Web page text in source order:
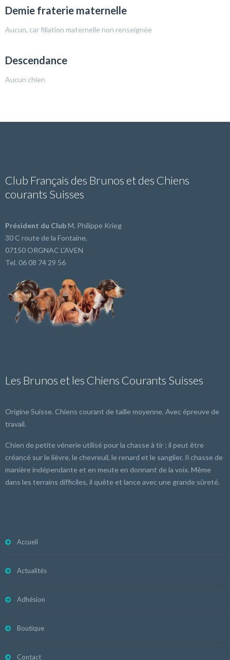
Demie fraterie maternelle
Aucun, car filiation maternelle non renseignée
Descendance
Aucun chien
Club Français des Brunos et des Chiens
courants Suisses
Président du ClubM. Philippe Krieg
30 C route de la Fontaine,
07150 ORGNAC L'AVEN
Tel. 06 08 74 29 56
Les Brunos et les Chiens Courants Suisses
Origine Suisse. Chiens courant de taille moyenne. Avec épreuve de
travail.
Chien de petite vénerie utilisé pour la chasse à tir ; il peut être
créancé sur le lièvre, le chevreuil, le renard et le sanglier. Il chasse de
manière indépendante et en meute en donnant de la voix. Même
dans les terrains difficiles, il quête et lance avec une grande sûreté.
Accueil
Actualités
Adhésion
Boutique
Contact